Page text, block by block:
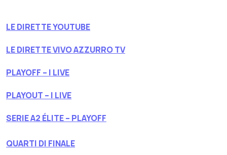
LE DIRETTE YOUTUBE
LE DIRETTE VIVO AZZURRO TV
PLAYOFF – I LIVE
PLAYOUT – I LIVE
SERIE A2 ÉLITE – PLAYOFF
QUARTI DI FINALE